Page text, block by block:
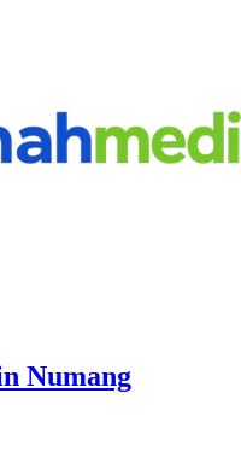
Numang